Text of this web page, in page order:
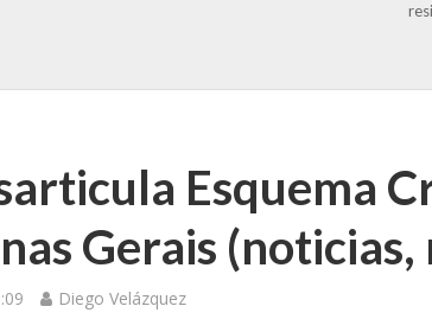
Esquema
Gerais (noticias,
Diego Velázquez